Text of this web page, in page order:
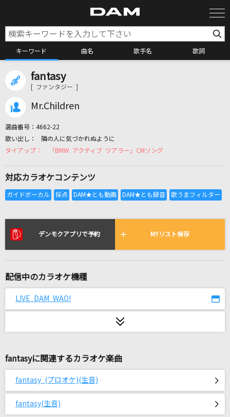
キーワード 曲名 歌手名 歌詞
カラオケリクエスト
Once
天樂
なんでもないよ、
Janne Da Arc
CLOUDY HEART
氷室京介
fantasy
[ ファンタジー ]
Mr.Children
選曲番号： 4662-22
隣の人に気づかれぬように
「BMW アクティブ ツアラー」CMソング
対応カラオケコンテンツ
デンモクアプリで予約 MYリスト保存
配信中のカラオケ機種
LIVE DAM WAO!
fantasyに関連するカラオケ楽曲
fantasy (プロオケ)(生音)
fantasy(生音)